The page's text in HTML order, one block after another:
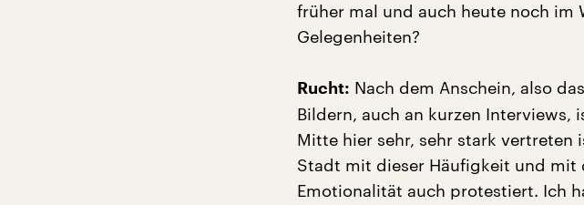
früher mal und auch heute noch im
Gelegenheiten?
Rucht: Nach dem Anschein, also
Bildern, auch an kurzen Interviews,
Mitte hier sehr, sehr stark vertreten
Stadt mit dieser Häufigkeit und mit
Emotionalität auch protestiert. Ich